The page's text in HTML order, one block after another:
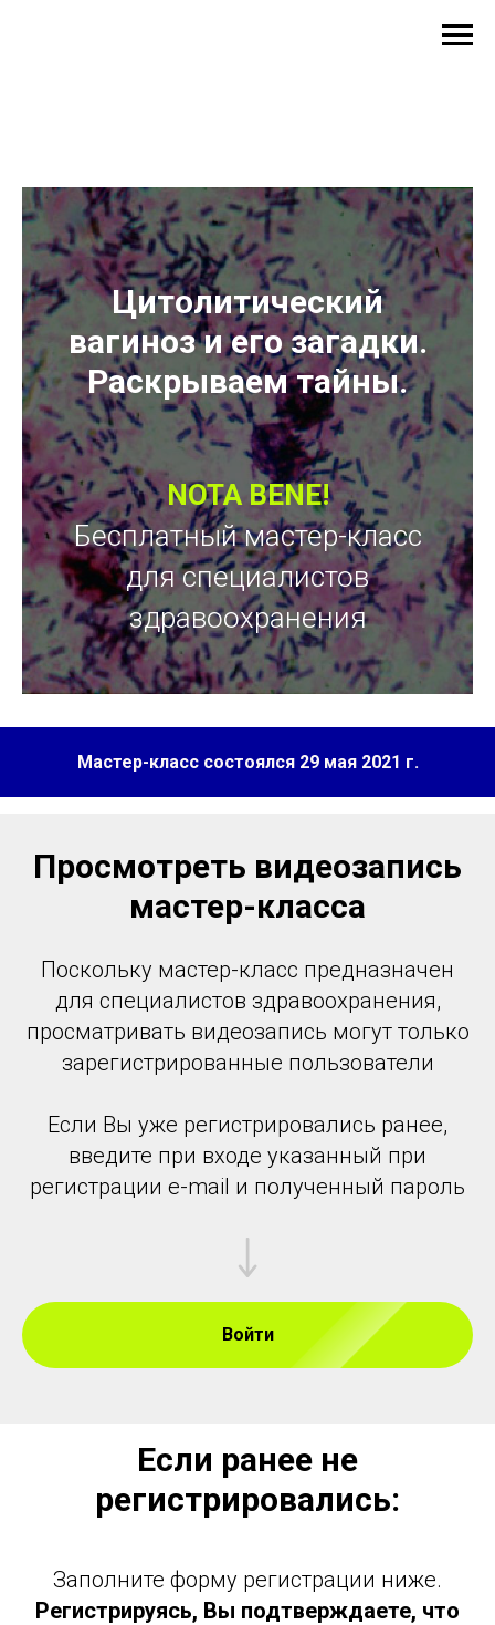
Цитолитический
вагиноз и его загадки.
Раскрываем тайны.
NOTA BENE!
Бесплатный мастер-класс
для специалистов
здравоохранения
Мастер-класс состоялся 29 мая 2021 г.
Просмотреть видеозапись
мастер-класса
Поскольку мастер-класс предназначен
для специалистов здравоохранения,
просматривать видеозапись могут только
зарегистрированные пользователи
Если Вы уже регистрировались ранее,
введите при входе указанный при
регистрации e-mail и полученный пароль
Войти
Если ранее не
регистрировались:
Заполните форму регистрации ниже.
Регистрируясь, Вы подтверждаете, что